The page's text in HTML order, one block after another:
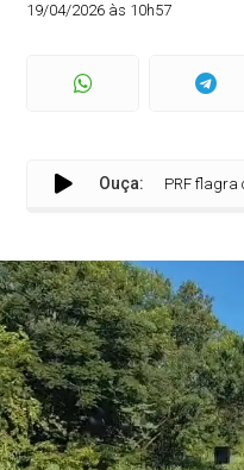
19/04/2026 às 10h57
Ouça:PRF flagra